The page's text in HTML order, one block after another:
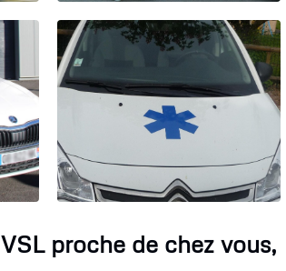
proche de chez vous,